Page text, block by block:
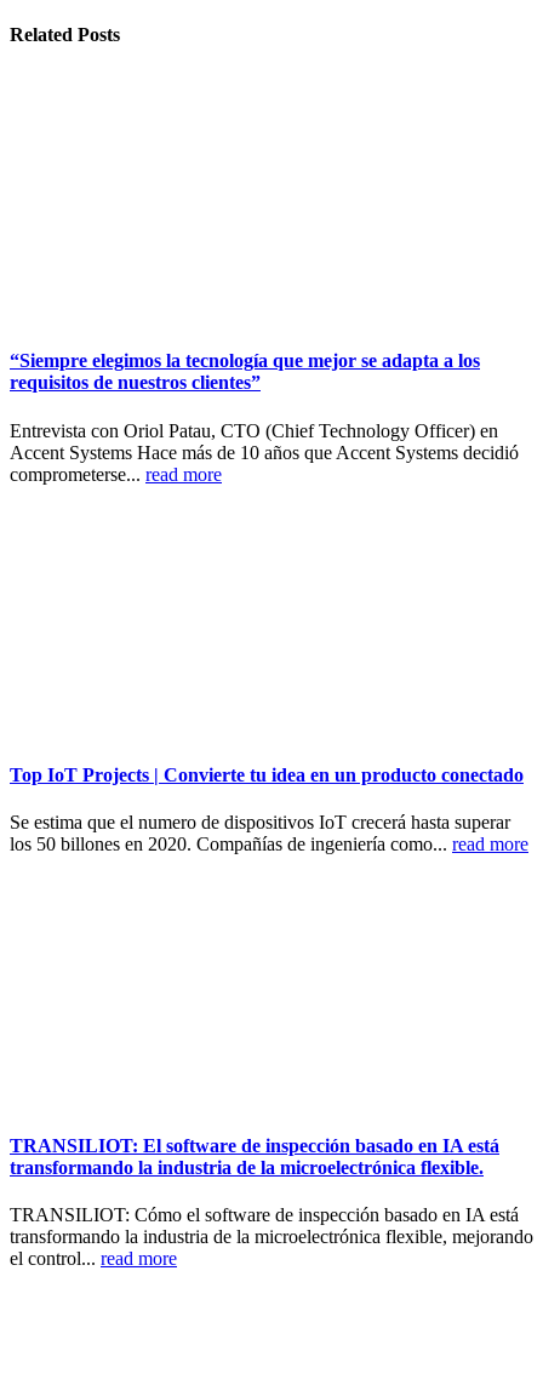
Related Posts
“Siempre elegimos la tecnología que mejor se adapta a los
requisitos de nuestros clientes”
Entrevista con Oriol Patau, CTO (Chief Technology Officer) en
Accent Systems Hace más de 10 años que Accent Systems decidió
comprometerse... read more
Top IoT Projects | Convierte tu idea en un producto conectado
Se estima que el numero de dispositivos IoT crecerá hasta superar
los 50 billones en 2020. Compañías de ingeniería como... read more
TRANSILIOT: El software de inspección basado en IA está
transformando la industria de la microelectrónica flexible.
TRANSILIOT: Cómo el software de inspección basado en IA está
transformando la industria de la microelectrónica flexible, mejorando
el control... read more